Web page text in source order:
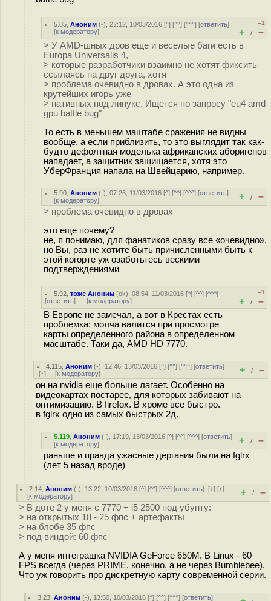
5.85 ,Аноним (-), 22:12, 10/03/2016 [^] [^^] [^^^] [ответить]
[к модератору]
–1
+ / –
> У AMD-шных дров еще и веселые баги есть в
Europa Universalis 4,
> которые разработчики взаимно не хотят фиксить
ссылаясь на друг друга, хотя
> проблема очевидно в дровах. А это одна из
крутейших игорь уже
> нативных под линукс. Ищется по запросу "eu4 amd
gpu battle bug"
То есть в меньшем маштабе сражения не видны
вообще, а если приблизить, то это выглядит так как-
будто дефолтная моделька африканских аборигенов
нападает, а защитник защищается, хотя это
УберФранция напала на Швейцарию, например.
5.90 ,Аноним (-), 07:26, 11/03/2016 [^] [^^] [^^^] [ответить]
[к модератору] + / –
> проблема очевидно в дровах
это еще почему?
не, я понимаю, для фанатиков сразу все «очевидно»,
но Вы, раз не хотите быть причисленными быть к
этой когорте уж озаботьтесь вескими
подтверждениями
5.92 ,тоже Аноним (ok), 08:54, 11/03/2016 [^] [^^] [^^^]
[ответить] [к модератору]
–1
+ / –
В Европе не замечал, а вот в Крестах есть
проблемка: молча валится при просмотре
карты определенного района в определенном
масштабе. Таки да, AMD HD 7770.
4.115 ,Аноним (-), 12:46, 13/03/2016 [^] [^^] [^^^] [ответить]
[↑] [к модератору] + / –
он на nvidia еще больше лагает. Особенно на
видеокартах постарее, для которых забивают на
оптимизацию. В firefox. В хроме все быстро.
в fglrx одно из самых быстрых 2д.
5.119 ,Аноним (-), 17:19, 13/03/2016 [^] [^^] [^^^] [ответить]
[к модератору] + / –
раньше и правда ужасные дергания были на fglrx
(лет 5 назад вроде)
2.14 ,Аноним (-), 13:22, 10/03/2016 [^] [^^] [^^^] [ответить][↓] [↑]
[к модератору] + / –
> В доте 2 у меня с 7770 + i5 2500 под убунту:
> на открытых 18 - 25 фпс + артефакты
> на блобе 35 фпс
> под виндой: 60 фпс
А у меня интеграшка NVIDIA GeForce 650M. В Linux - 60
FPS всегда (через PRIME, конечно, а не через Bumblebee).
Что уж говорить про дискретную карту современной серии.
3.23 ,Аноним (-), 13:50, 10/03/2016 [^] [^^] [^^^] [ответить]